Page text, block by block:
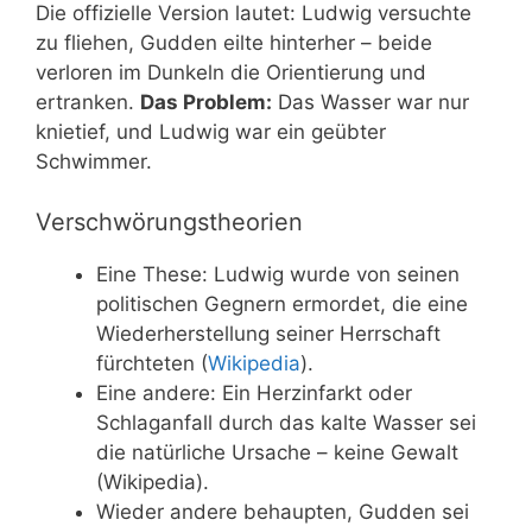
Die offizielle Version lautet: Ludwig versuchte
zu fliehen, Gudden eilte hinterher – beide
verloren im Dunkeln die Orientierung und
ertranken. Das Problem: Das Wasser war nur
knietief, und Ludwig war ein geübter
Schwimmer.
Verschwörungstheorien
Eine These: Ludwig wurde von seinen
politischen Gegnern ermordet, die eine
Wiederherstellung seiner Herrschaft
fürchteten (Wikipedia).
Eine andere: Ein Herzinfarkt oder
Schlaganfall durch das kalte Wasser sei
die natürliche Ursache – keine Gewalt
(Wikipedia).
Wieder andere behaupten, Gudden sei